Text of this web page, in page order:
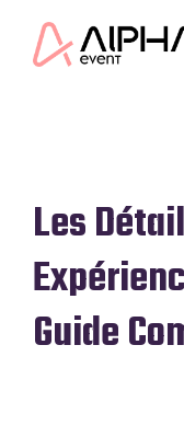
Les
Guide